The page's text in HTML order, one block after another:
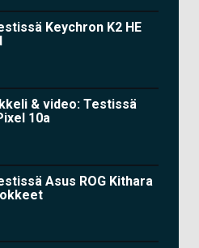
Keychron K2 HE
& video: Testissä
10a
Asus ROG Kithara